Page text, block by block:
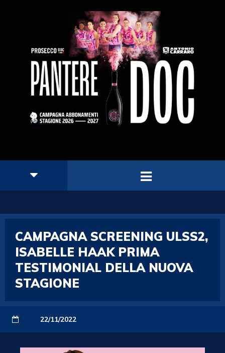
CAMPAGNA SCREENING ULSS2,
ISABELLE HAAK PRIMA
TESTIMONIAL DELLA NUOVA
STAGIONE
22/11/2022